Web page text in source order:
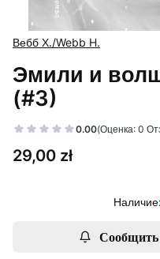
Вебб Х./Webb H.
Эмили и
(#3)
0.00(Оценка: 0
Цена
29,00 zł
Наличие:
Сообщить